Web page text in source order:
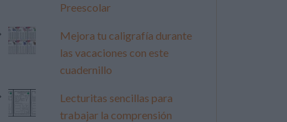
Preescolar
Mejora tu caligrafía durante
las vacaciones con este
cuadernillo
Lecturitas sencillas para
trabajar la comprensión